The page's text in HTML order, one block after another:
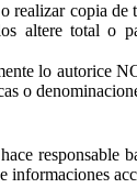
realizar copia
altere total o
lo
o
responsable